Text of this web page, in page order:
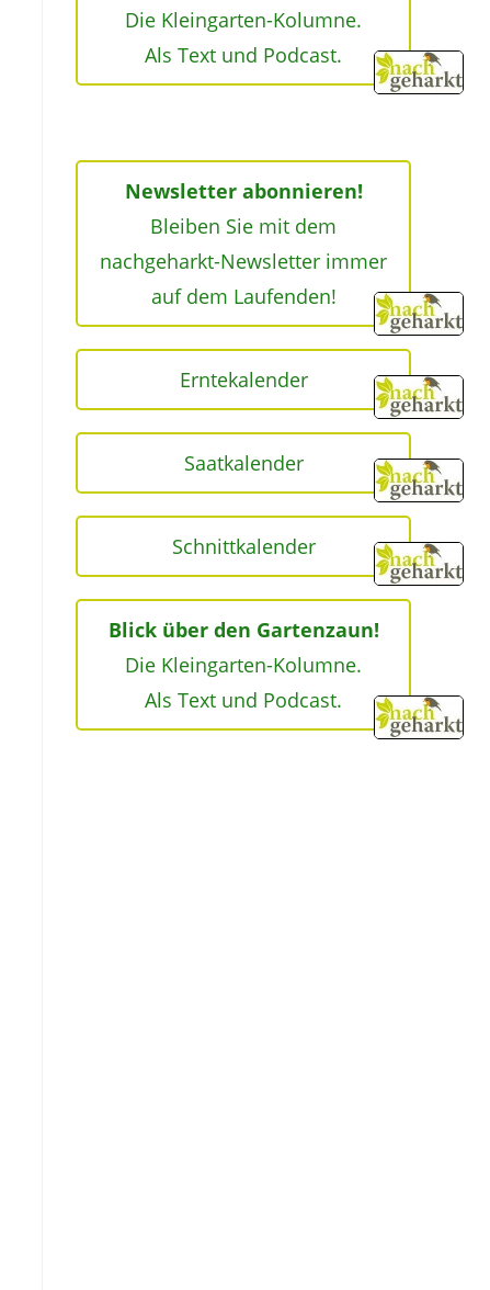
Die Kleingarten-Kolumne.
Als Text und Podcast.
Newsletter abonnieren!
Bleiben Sie mit dem
nachgeharkt-Newsletter immer
auf dem Laufenden!
Erntekalender
Saatkalender
Schnittkalender
Blick über den Gartenzaun!
Die Kleingarten-Kolumne.
Als Text und Podcast.